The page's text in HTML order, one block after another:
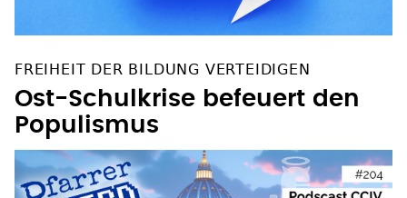
FREIHEIT DER BILDUNG VERTEIDIGEN
Ost-Schulkrise befeuert den
Populismus